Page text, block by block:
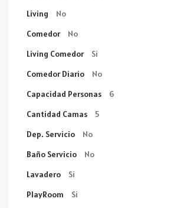
Living
No
Comedor
No
Living Comedor
Si
Comedor Diario
No
Capacidad Personas
6
Cantidad Camas
5
Dep. Servicio
No
Baño Servicio
No
Lavadero
Si
PlayRoom
Si